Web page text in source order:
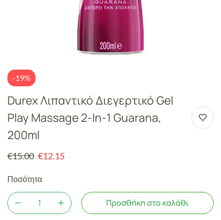
-19%
Durex Λιπαντικό Διεγερτικό Gel
Play Massage 2-In-1 Guarana,
200ml
€15.00 €12.15
Ποσότητα
Προσθήκη στο καλάθι